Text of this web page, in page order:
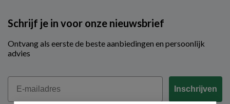
Schrijf je in voor onze nieuwsbrief
Ontvang als eerste de beste aanbiedingen en persoonlijk
advies
Email
Inschrijven